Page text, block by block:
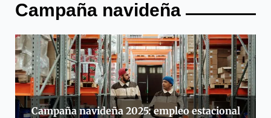
Campaña navideña
Campaña navideña 2025: empleo estacional